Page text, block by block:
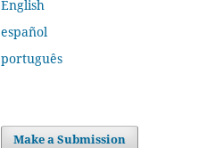
English
español
português
Make a Submission